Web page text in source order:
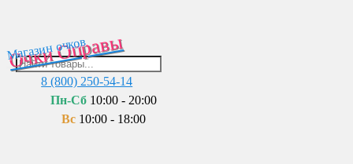
Очки Оправы
Магазин очков
8 (800) 250-54-14
Пн-Сб 10:00 - 20:00
Вс 10:00 - 18:00